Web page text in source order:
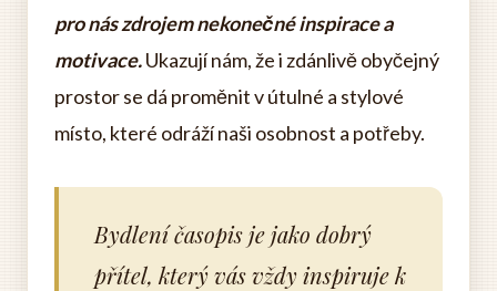
pro nás zdrojem nekonečné inspirace a
motivace.Ukazují nám, že i zdánlivě obyčejný
prostor se dá proměnit v útulné a stylové
místo, které odráží naši osobnost a potřeby.
Bydlení časopis je jako dobrý
přítel, který vás vždy inspiruje k